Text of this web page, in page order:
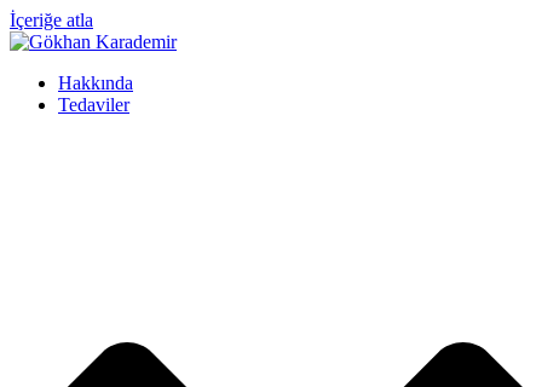
İçeriğe atla
Hakkında
Tedaviler